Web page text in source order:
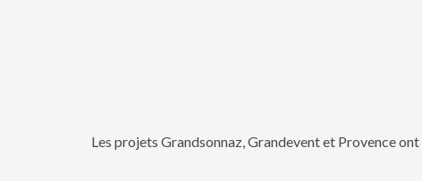
Les projets Grandsonnaz, Grandevent et Provence